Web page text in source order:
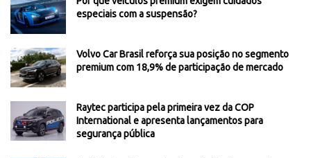
especiais com a suspensão?
Volvo Car Brasil reforça sua posição no segmento
premium com 18,9% de participação de mercado
Raytec participa pela primeira vez da COP
International e apresenta lançamentos para
segurança pública